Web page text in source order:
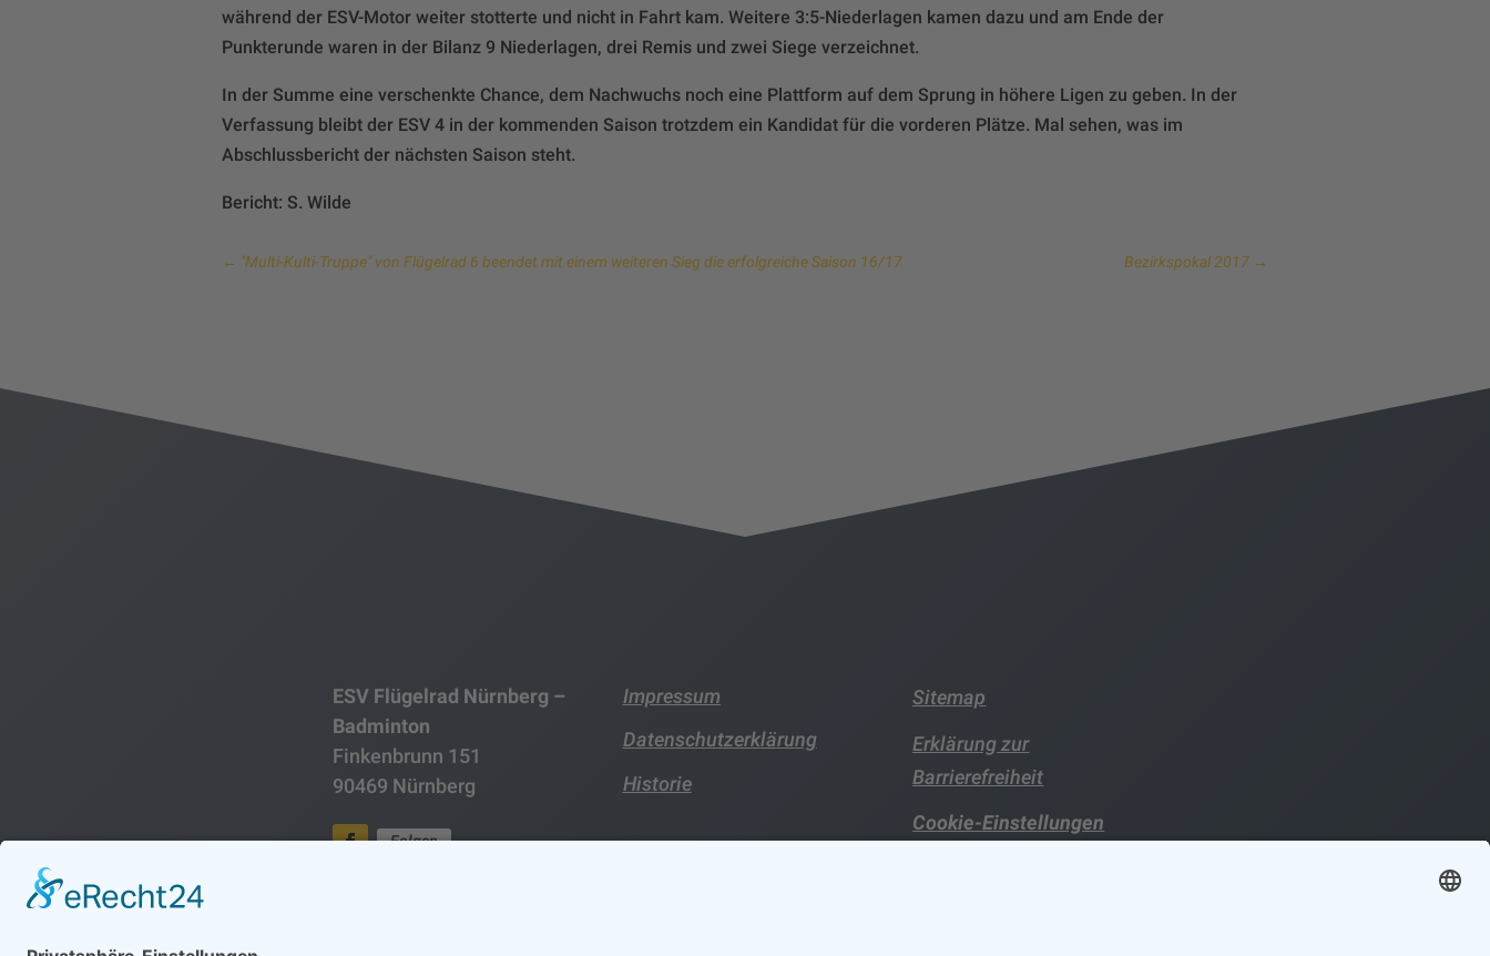
während der ESV-Motor weiter stotterte und nicht in Fahrt kam. Weitere 3:5-Niederlagen kamen dazu und am Ende der
Punkterunde waren in der Bilanz 9 Niederlagen, drei Remis und zwei Siege verzeichnet.
In der Summe eine verschenkte Chance, dem Nachwuchs noch eine Plattform auf dem Sprung in höhere Ligen zu geben. In der
Verfassung bleibt der ESV 4 in der kommenden Saison trotzdem ein Kandidat für die vorderen Plätze. Mal sehen, was im
Abschlussbericht der nächsten Saison steht.
Bericht: S. Wilde
← "Multi-Kulti-Truppe" von Flügelrad 6 beendet mit einem weiteren Sieg die erfolgreiche Saison 16/17 Bezirkspokal 2017 →
ESV Flügelrad Nürnberg –
Badminton
Finkenbrunn 151
90469 Nürnberg
Folgen
Impressum
Datenschutzerklärung
Historie
Sitemap
Erklärung zur
Barrierefreiheit
Cookie-Einstellungen